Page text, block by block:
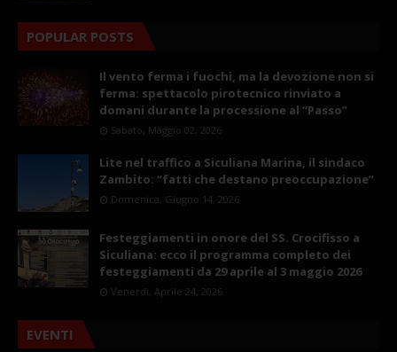
POPULAR POSTS
Il vento ferma i fuochi, ma la devozione non si
ferma: spettacolo pirotecnico rinviato a
domani durante la processione al “Passo”
Sabato, Maggio 02, 2026
Lite nel traffico a Siculiana Marina, il sindaco
Zambito: “fatti che destano preoccupazione”
Domenica, Giugno 14, 2026
Festeggiamenti in onore del SS. Crocifisso a
Siculiana: ecco il programma completo dei
festeggiamenti da 29 aprile al 3 maggio 2026
Venerdì, Aprile 24, 2026
EVENTI